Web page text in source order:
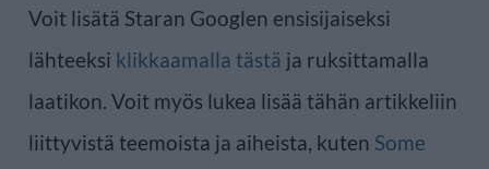
Voit lisätä Staran Googlen ensisijaiseksi
lähteeksi klikkaamalla tästä ja ruksittamalla
laatikon. Voit myös lukea lisää tähän artikkeliin
liittyvistä teemoista ja aiheista, kuten Some